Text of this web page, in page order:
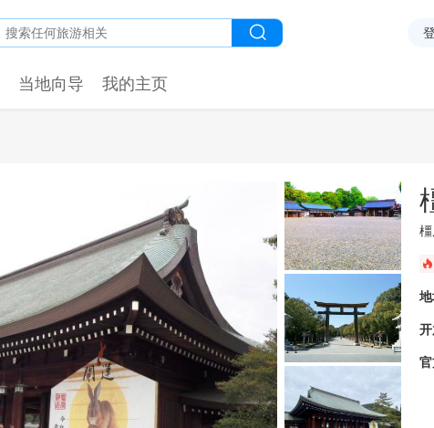
当地向导 我的主页
󰺂